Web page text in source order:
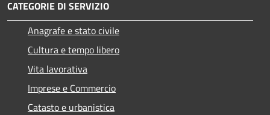
CATEGORIE DI SERVIZIO
Anagrafe e stato civile
Cultura e tempo libero
Vita lavorativa
Imprese e Commercio
Catasto e urbanistica